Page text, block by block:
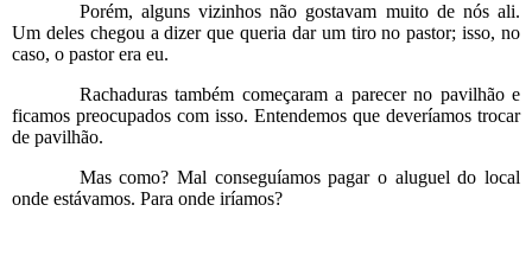
Porém, alguns vizinhos não gostavam muito de nós ali.
Um deles chegou a dizer que queria dar um tiro no pastor; isso, no
caso, o pastor era eu.
Rachaduras também começaram a parecer no pavilhão e
ficamos preocupados com isso. Entendemos que deveríamos trocar
de pavilhão.
Mas como? Mal conseguíamos pagar o aluguel do local
onde estávamos. Para onde iríamos?